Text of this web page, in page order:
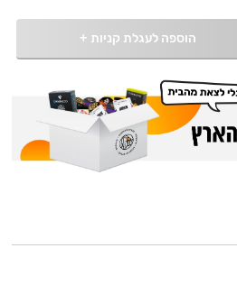
הוספה לעגלת קניות +